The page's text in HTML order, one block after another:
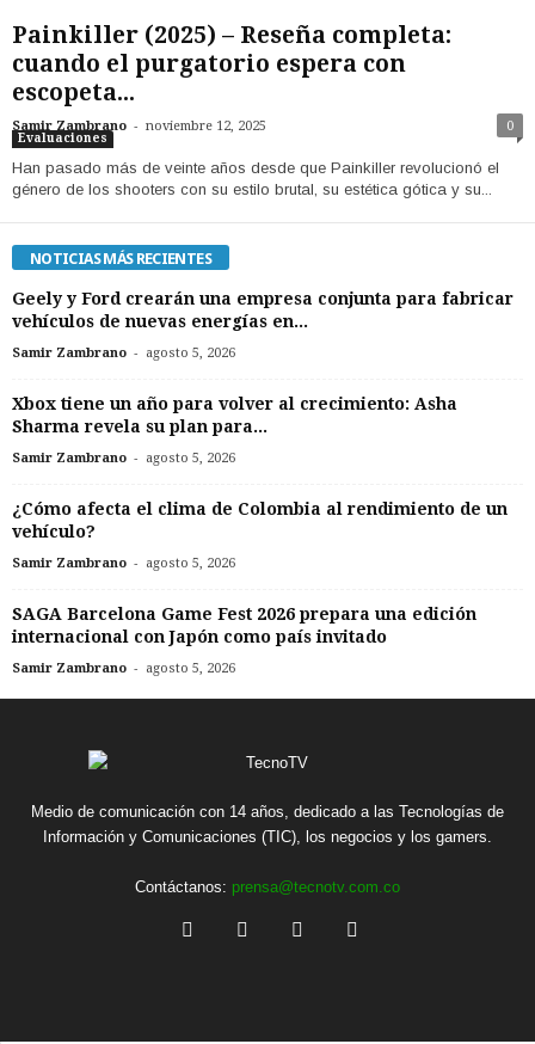
Painkiller (2025) – Reseña completa:
cuando el purgatorio espera con
escopeta...
Samir Zambrano - noviembre 12, 2025 0
Evaluaciones
Han pasado más de veinte años desde que Painkiller revolucionó el
género de los shooters con su estilo brutal, su estética gótica y su...
NOTICIAS MÁS RECIENTES
Geely y Ford crearán una empresa conjunta para fabricar
vehículos de nuevas energías en...
Samir Zambrano - agosto 5, 2026
Xbox tiene un año para volver al crecimiento: Asha
Sharma revela su plan para...
Samir Zambrano - agosto 5, 2026
¿Cómo afecta el clima de Colombia al rendimiento de un
vehículo?
Samir Zambrano - agosto 5, 2026
SAGA Barcelona Game Fest 2026 prepara una edición
internacional con Japón como país invitado
Samir Zambrano - agosto 5, 2026
Medio de comunicación con 14 años, dedicado a las Tecnologías de
Información y Comunicaciones (TIC), los negocios y los gamers.
Contáctanos: prensa@tecnotv.com.co